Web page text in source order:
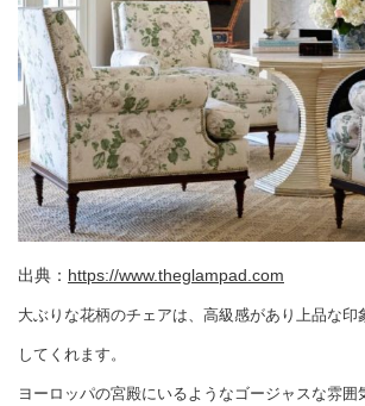
出典： https://www.theglampad.com
大ぶりな花柄のチェアは、高級感があり上品な印
してくれます。
ヨーロッパの宮殿にいるようなゴージャスな雰囲